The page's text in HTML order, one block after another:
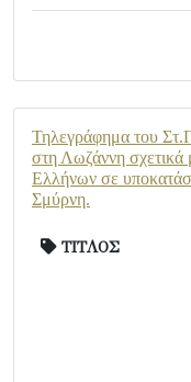
Τηλεγράφημα του
στη Λωζάννη σχετικά
Ελλήνων σε
Σμύρνη.
ΤΙΤΛΟΣ